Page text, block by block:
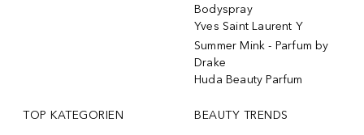
Bodyspray
Yves Saint Laurent Y
Summer Mink - Parfum by
Drake
Huda Beauty Parfum
TOP KATEGORIEN BEAUTY TRENDS